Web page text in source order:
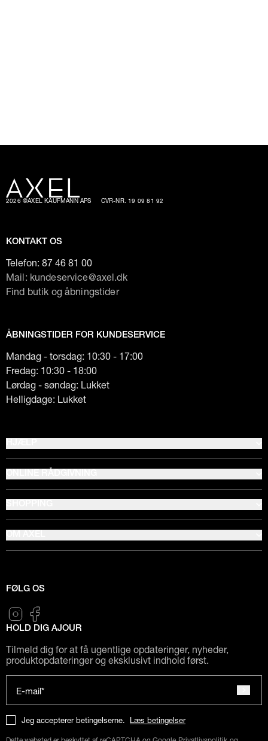
2026 @AXEL KAUFMANN APS CVR-NR. 19 09 81 92
KONTAKT OS
Telefon: 87 46 81 00
Mail: kundeservice@axel.dk
Find butik og åbningstider
ÅBNINGSTIDER FOR KUNDESERVICE
Mandag - torsdag: 10:30 - 17:00
Fredag: 10:30 - 18:00
Lørdag - søndag: Lukket
Helligdage: Lukket
FØLG OS
HOLD DIG AJOUR
Tilmeld dig for at få ugentlige opdateringer, nyheder,
produktopdateringer og eksklusivt indhold først.
E-mail*
Jeg accepterer betingelserne. Læs betingelser